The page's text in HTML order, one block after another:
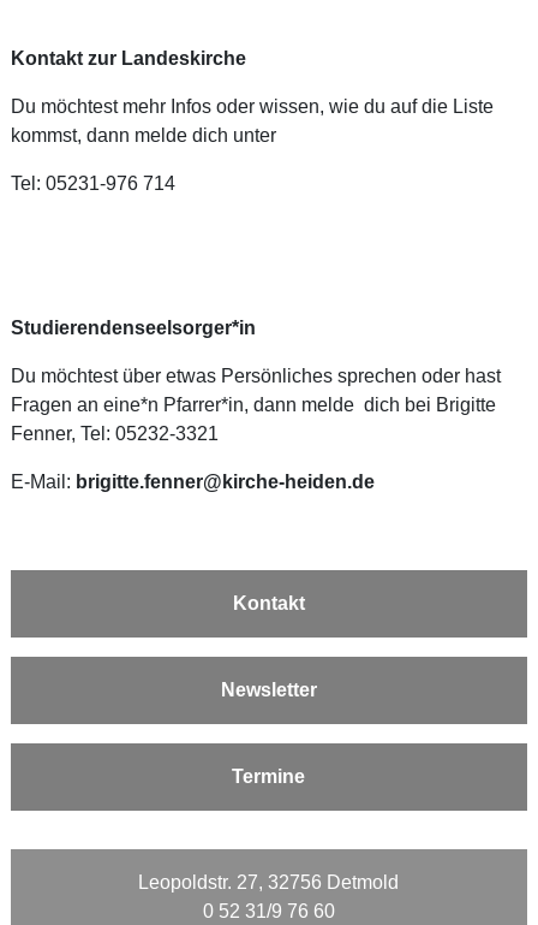
Kontakt zur Landeskirche
Du möchtest mehr Infos oder wissen, wie du auf die Liste
kommst, dann melde dich unter
Tel: 05231-976 714
Studierendenseelsorger*in
Du möchtest über etwas Persönliches sprechen oder hast
Fragen an eine*n Pfarrer*in, dann melde dich bei Brigitte
Fenner, Tel: 05232-3321
E-Mail: brigitte.fenner@kirche-heiden.de
Kontakt
Newsletter
Termine
Leopoldstr. 27, 32756 Detmold
0 52 31/9 76 60